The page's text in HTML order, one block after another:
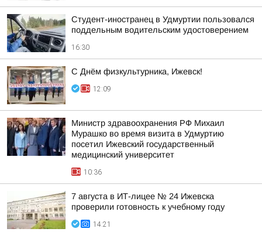
Студент-иностранец в Удмуртии пользовался
поддельным водительским удостоверением
16:30
С Днём физкультурника, Ижевск!
12:09
Министр здравоохранения РФ Михаил
Мурашко во время визита в Удмуртию
посетил Ижевский государственный
медицинский университет
10:36
7 августа в ИТ-лицее № 24 Ижевска
проверили готовность к учебному году
14:21